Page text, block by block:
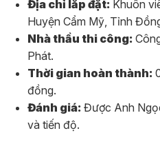
Địa chỉ lắp đặt: Khuôn
Huyện Cẩm Mỹ, Tỉnh
Nhà thầu thi công:
Phát.
Thời gian hoàn thành:
đồng.
Đánh giá: Được Anh
và tiến độ.